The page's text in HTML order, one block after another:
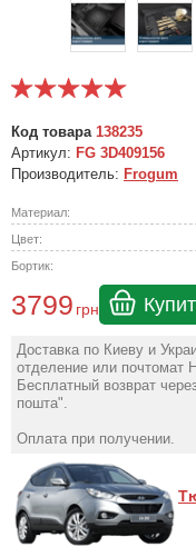
Код товара 138235
Артикул: FG 3D409156
Производитель: Frogum
Материал:
Цвет:
Бортик:
3799 грн
Доставка по Киеву и
отделение или почтомат
Бесплатный возврат
пошта".
Оплата при получении.